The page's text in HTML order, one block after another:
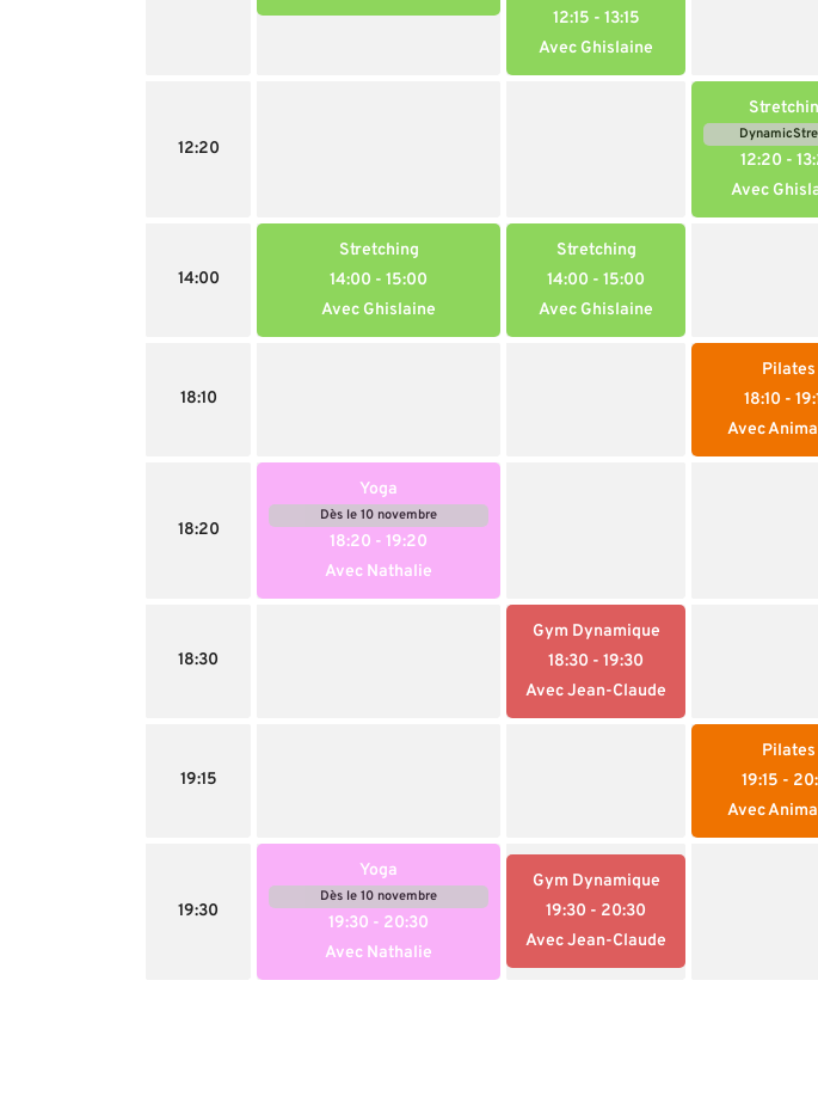
12:15 - 13:15
Avec Ghislaine
12:20
12:20 -
Avec
14:00
Stretching
14:00 - 15:00
Avec Ghislaine
Stretching
14:00 - 15:00
Avec Ghislaine
18:10
Pilates
18:10 -
Avec
18:20
Yoga
Dès le 10 novembre
18:20 - 19:20
Avec Nathalie
18:30
Gym Dynamique
18:30 - 19:30
Avec Jean-Claude
19:15
Pilates
19:15 -
Avec
19:30
Yoga
Dès le 10 novembre
19:30 - 20:30
Avec Nathalie
Gym Dynamique
19:30 - 20:30
Avec Jean-Claude